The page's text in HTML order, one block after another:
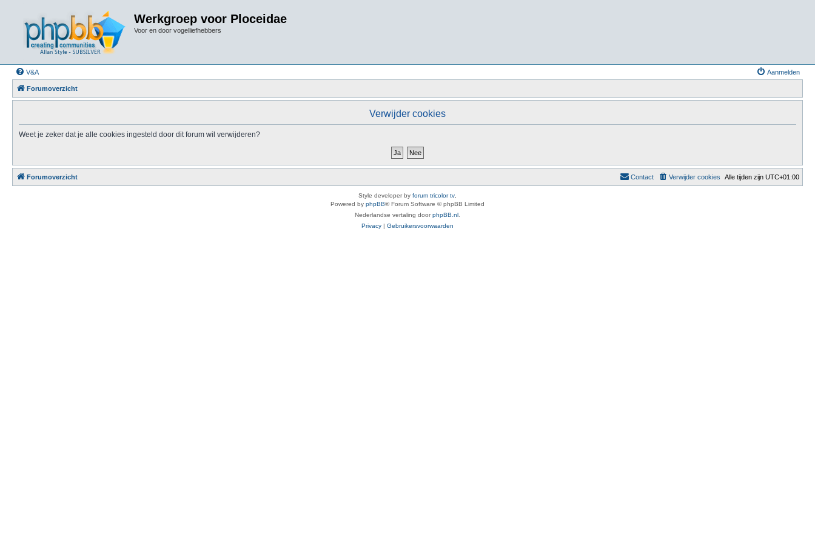
Werkgroep voor Ploceidae
Voor en door vogelliefhebbers
V&A Aanmelden
Forumoverzicht
Verwijder cookies
Weet je zeker dat je alle cookies ingesteld door dit forum wil verwijderen?
Forumoverzicht Alle tijden zijn UTC+01:00
Verwijder cookies
Contact
Style developer by forum tricolor tv
Powered by phpBB® Forum Software © phpBB Limited
Nederlandse vertaling doorphpBB.nl
Privacy | Gebruikersvoorwaarden